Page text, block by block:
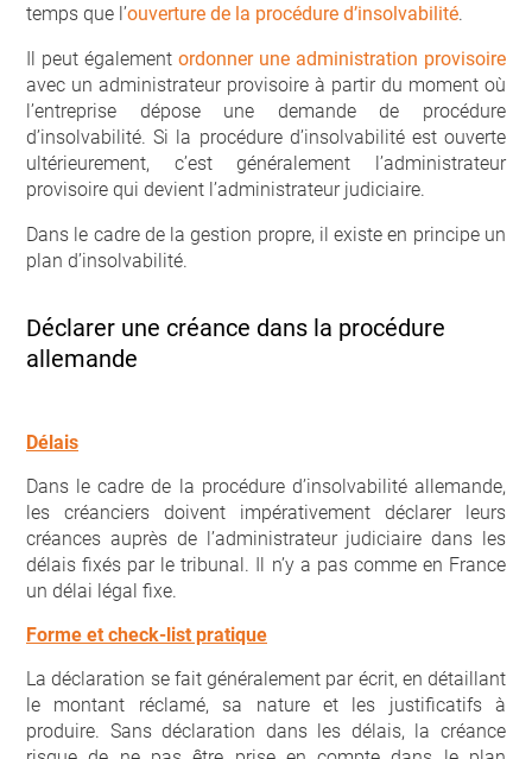
temps que l’ouverture de la procédure d’insolvabilité.
Il peut également ordonner une administration provisoire
avec un administrateur provisoire à partir du moment où
l’entreprise dépose une demande de procédure
d’insolvabilité. Si la procédure d’insolvabilité est ouverte
ultérieurement, c’est généralement l’administrateur
provisoire qui devient l’administrateur judiciaire.
Dans le cadre de la gestion propre, il existe en principe un
plan d’insolvabilité.
Déclarer une créance dans la procédure
allemande
Délais
Dans le cadre de la procédure d’insolvabilité allemande,
les créanciers doivent impérativement déclarer leurs
créances auprès de l’administrateur judiciaire dans les
délais fixés par le tribunal. Il n’y a pas comme en France
un délai légal fixe.
Forme et check-list pratique
La déclaration se fait généralement par écrit, en détaillant
le montant réclamé, sa nature et les justificatifs à
produire. Sans déclaration dans les délais, la créance